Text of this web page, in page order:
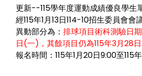
更新--115學年度運動成績優良學生
經115年1月13日114-10招生委員會會
異動部分為： 排球項目術科測驗日
日(一)，其餘項目仍為115年3月28日
報名時間：115年1月20日9:00至115